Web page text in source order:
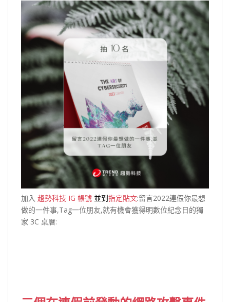
加入 趨勢科技 IG 帳號 並到指定貼文:留言2022連假你最想
做的一件事,Tag一位朋友,就有機會獲得明數位紀念日的獨
家 3C 桌曆: